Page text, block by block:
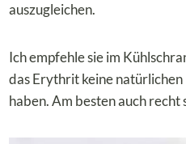
auszugleichen.
Ich empfehle sie im
das Erythrit keine
haben. Am besten auch